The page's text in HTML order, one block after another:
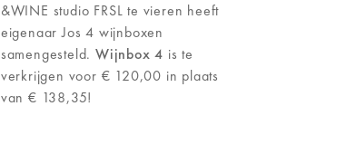
&WINE studio FRSL te vieren heeft
eigenaar Jos 4 wijnboxen
samengesteld. Wijnbox 4 is te
verkrijgen voor € 120,00 in plaats
van € 138,35!